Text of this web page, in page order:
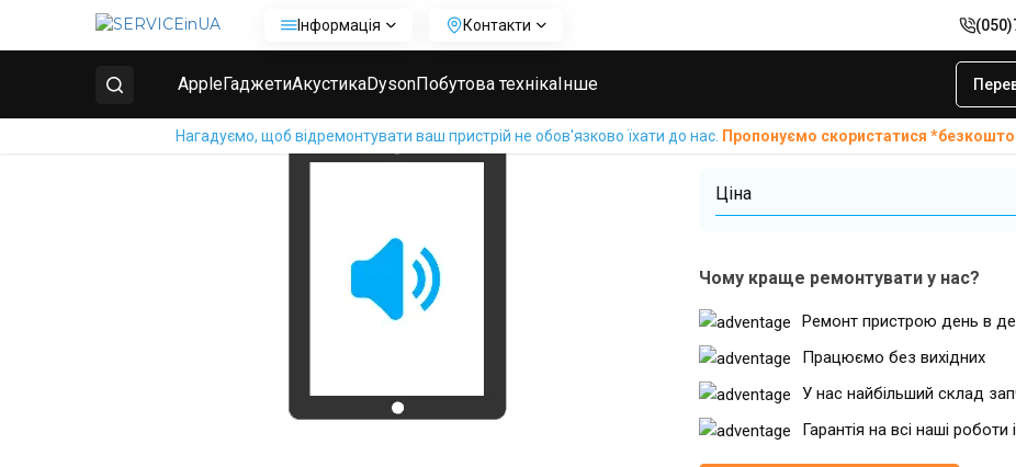
Інформація Контакти
AppleГаджетиАкустикаDysonПобутова технікаІнше
Нагадуємо, щоб відремонтувати ваш пристрій не обов'язково їхати до нас. Пропонуємо скористатися
Головна Ремонт планшетів Huawei Ремонт Huawei MediaPad M5 10 Заміна слухового динаміка Huawei MediaPad M5
Заміна
Huawei
Ціна
Чому краще ремонтувати у нас?
Ремонт пристрою день в
Працюємо без вихідних
У нас найбільший склад
Гарантія на всі наші роботи